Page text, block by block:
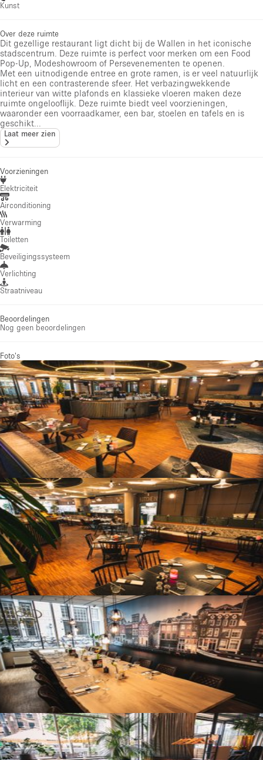
Kunst
Over deze ruimte
Dit gezellige restaurant ligt dicht bij de Wallen in het iconische
stadscentrum. Deze ruimte is perfect voor merken om een ​​Food
Pop-Up, Modeshowroom of Persevenementen te openen.
Met een uitnodigende entree en grote ramen, is er veel natuurlijk
licht en een contrasterende sfeer. Het verbazingwekkende
interieur van witte plafonds en klassieke vloeren maken deze
ruimte ongelooflijk. Deze ruimte biedt veel voorzieningen,
waaronder een voorraadkamer, een bar, stoelen en tafels en is
geschikt...
Laat meer zien
Voorzieningen
Elektriciteit
Airconditioning
Verwarming
Toiletten
Beveiligingssysteem
Verlichting
Straatniveau
Beoordelingen
Nog geen beoordelingen
Foto's